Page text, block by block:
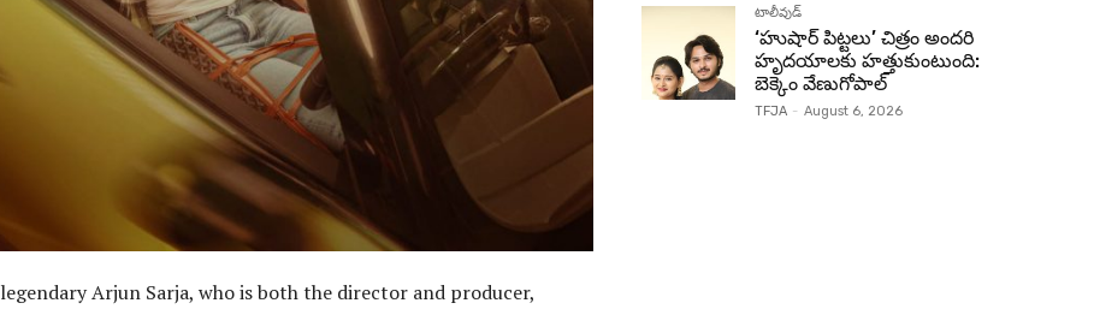
Arjun Sarja, who is both the director and producer,
టాలీవుడ్
‘హుషార్‌ పిట్టలు’ చిత్రం అందరి
హృదయాలకు హత్తుకుంటుంది:
బెక్కెం వేణుగోపాల్‌
TFJA - August 6, 2026